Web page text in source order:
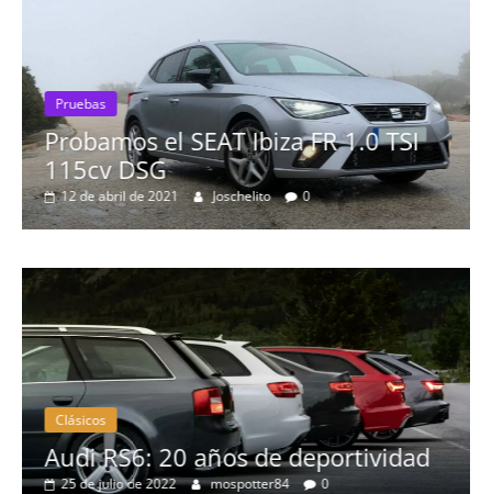
Pruebas
Probamos el SEAT Ibiza FR 1.0 TSI
115cv DSG
12 de abril de 2021 Joschelito 0
Clásicos
Audi RS6: 20 años de deportividad
25 de julio de 2022 mospotter84 0